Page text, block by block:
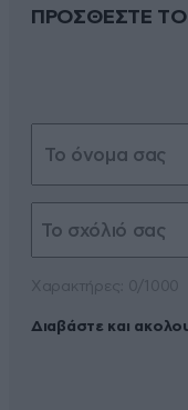
ΠΡΟΣΘΕΣΤΕ
Διαβάστε και